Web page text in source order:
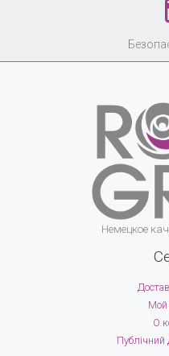
Немецкое
Мой
О
Публічний